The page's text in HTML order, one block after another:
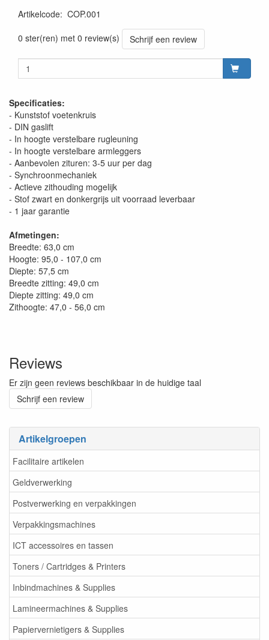
Artikelgroepen
Facilitaire artikelen
Geldverwerking
Postverwerking en verpakkingen
Verpakkingsmachines
ICT accessoires en tassen
Toners / Cartridges & Printers
Inbindmachines & Supplies
Lamineermachines & Supplies
Papiervernietigers & Supplies
Artikelcode: COP.001
0 ster(ren) met 0 review(s)
Schrijf een review
Specificaties:
- Kunststof voetenkruis
- DIN gaslift
- In hoogte verstelbare rugleuning
- In hoogte verstelbare armleggers
- Aanbevolen zituren: 3-5 uur per dag
- Synchroonmechaniek
- Actieve zithouding mogelijk
- Stof zwart en donkergrijs uit voorraad leverbaar
- 1 jaar garantie
Afmetingen:
Breedte: 63,0 cm
Hoogte: 95,0 - 107,0 cm
Diepte: 57,5 cm
Breedte zitting: 49,0 cm
Diepte zitting: 49,0 cm
Zithoogte: 47,0 - 56,0 cm
Reviews
Er zijn geen reviews beschikbaar in de huidige taal
Schrijf een review